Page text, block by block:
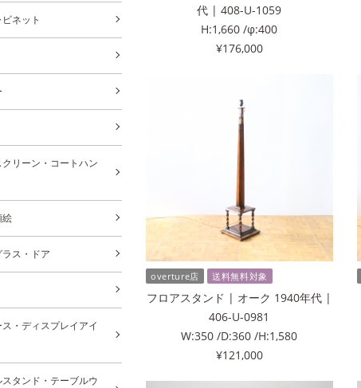
代 | 408-U-1059
H:1,660 /φ:400
¥176,000
overture店 送料無料対象
フロアスタンド | オーク 1940年代 |
406-U-0981
W:350 /D:360 /H:1,580
¥121,000
ネット
リーン・コートハン
絵
ス・ドア
・ディスプレイアイ
タンド・テーブルウ